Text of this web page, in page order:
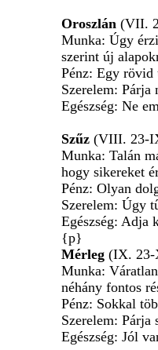
Oroszlán (VII.
Munka: Úgy
szerint új
Pénz: Egy rövid
Szerelem:
Egészség: Ne
Szűz (VIII. 23-
Munka: Talán
hogy sikereket
Pénz: Olyan
Szerelem: Úgy
Egészség: Adja
{p}
Mérleg (IX. 23-
Munka:
néhány fontos
Pénz: Sokkal
Szerelem: Párja
Egészség: Jól